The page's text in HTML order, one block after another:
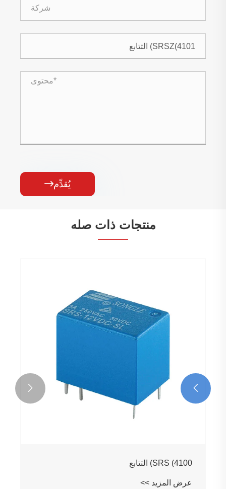
يُقدِّم
منتجات ذات صله
SRS (4100) التتابع
عرض المزيد >>

